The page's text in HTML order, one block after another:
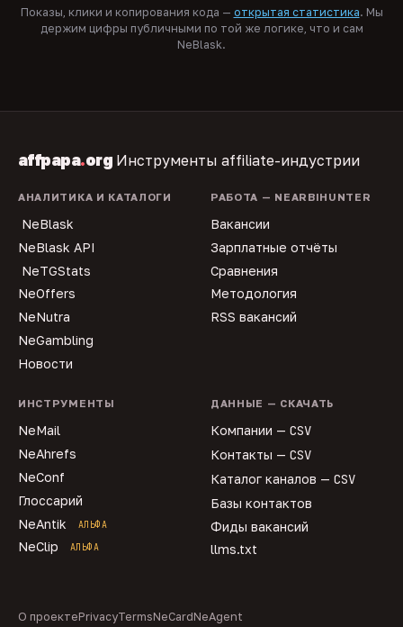
Показы, клики и копирования кода — открытая статистика. Мы
держим цифры публичными по той же логике, что и сам
NeBlask.
affpapa.org Инструменты affiliate-индустрии
АНАЛИТИКА И КАТАЛОГИ
NeBlask
NeBlask API
NeTGStats
NeOffers
NeNutra
NeGambling
Новости
РАБОТА — NEARBIHUNTER
Вакансии
Зарплатные отчёты
Сравнения
Методология
RSS вакансий
ИНСТРУМЕНТЫ
NeMail
NeAhrefs
NeConf
Глоссарий
NeAntik
АЛЬФА
NeClip АЛЬФА
ДАННЫЕ — СКАЧАТЬ
Компании — CSV
Контакты — CSV
Каталог каналов — CSV
Базы контактов
Фиды вакансий
llms.txt
О проектеPrivacyTermsNeCardNeAgent